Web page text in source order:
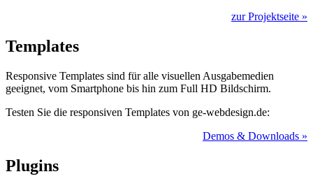
zur Projektseite »
Templates
Responsive Templates sind für alle visuellen Ausgabemedien
geeignet, vom Smartphone bis hin zum Full HD Bildschirm.
Testen Sie die responsiven Templates von ge-webdesign.de:
Demos & Downloads »
Plugins